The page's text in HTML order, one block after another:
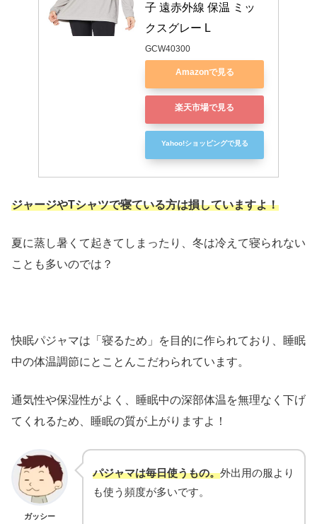
子 遠赤外線 保温 ミッ
クスグレー L
GCW40300
Amazonで見る
楽天市場で見る
Yahoo!ショッピングで見る
ジャージやTシャツで寝ている方は損していますよ！
夏に蒸し暑くて起きてしまったり、冬は冷えて寝られない
ことも多いのでは？
快眠パジャマは「寝るため」を目的に作られており、睡眠
中の体温調節にとことんこだわられています。
通気性や保湿性がよく、睡眠中の深部体温を無理なく下げ
てくれるため、睡眠の質が上がりますよ！
ガッシー
パジャマは毎日使うもの。外出用の服より
も使う頻度が多いです。